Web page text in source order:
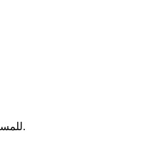
قائمة ملفات Flowstep للمستخدم الحالي.